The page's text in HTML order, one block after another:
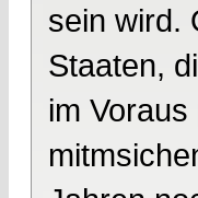
sein wird.
Staaten,
im